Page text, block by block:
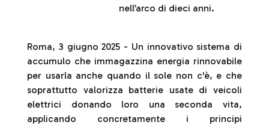
nell’arco di dieci anni.
Roma, 3 giugno 2025 - Un innovativo sistema di
accumulo che immagazzina energia rinnovabile
per usarla anche quando il sole non c'è, e che
soprattutto valorizza batterie usate di veicoli
elettrici donando loro una seconda vita,
applicando concretamente i principi